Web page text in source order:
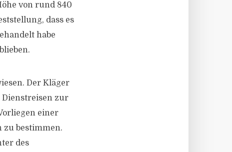
von rund 840
dass es
habe
Der Kläger
Dienstreisen zur
einer
bestimmen.
des